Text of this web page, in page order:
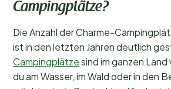
Campingplätze?
Die Anzahl der Charme-
ist in den letzten Jahren deutlich
Campingplätzesind im ganzen
du am Wasser, im Wald oder in den